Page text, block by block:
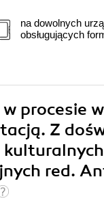
na dowolnych
obsługujących
procesie
Z
red.